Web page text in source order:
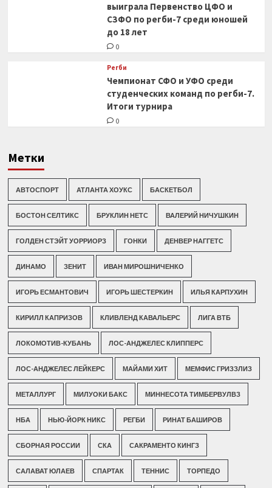
выиграла Первенство ЦФО и
СЗФО по регби-7 среди юношей
до 18 лет
0
Регби
Чемпионат СФО и УФО среди
студенческих команд по регби-7.
Итоги турнира
0
Метки
АВТОСПОРТ АТЛАНТА ХОУКС БАСКЕТБОЛ
БОСТОН СЕЛТИКС БРУКЛИН НЕТС ВАЛЕРИЙ НИЧУШКИН
ГОЛДЕН СТЭЙТ УОРРИОРЗ ГОНКИ ДЕНВЕР НАГГЕТС
ДИНАМО ЗЕНИТ ИВАН МИРОШНИЧЕНКО
ИГОРЬ ЕСМАНТОВИЧ ИГОРЬ ШЕСТЕРКИН ИЛЬЯ КАРПУХИН
КИРИЛЛ КАПРИЗОВ КЛИВЛЕНД КАВАЛЬЕРС ЛИГА ВТБ
ЛОКОМОТИВ-КУБАНЬ ЛОС-АНДЖЕЛЕС КЛИППЕРС
ЛОС-АНДЖЕЛЕС ЛЕЙКЕРС МАЙАМИ ХИТ МЕМФИС ГРИЗЗЛИЗ
МЕТАЛЛУРГ МИЛУОКИ БАКС МИННЕСОТА ТИМБЕРВУЛВЗ
НБА НЬЮ-ЙОРК НИКС РЕГБИ РИНАТ БАШИРОВ
СБОРНАЯ РОССИИ СКА САКРАМЕНТО КИНГЗ
САЛАВАТ ЮЛАЕВ СПАРТАК ТЕННИС ТОРПЕДО